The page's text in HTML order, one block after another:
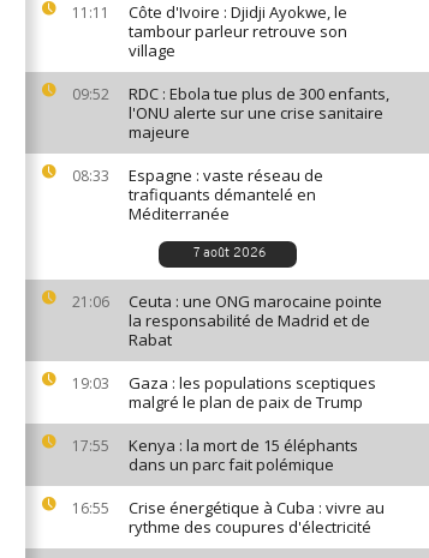
11:11
Côte d'Ivoire : Djidji Ayokwe, le
tambour parleur retrouve son
village
09:52
RDC : Ebola tue plus de 300 enfants,
l'ONU alerte sur une crise sanitaire
majeure
08:33
Espagne : vaste réseau de
trafiquants démantelé en
Méditerranée
7 août 2026
21:06
Ceuta : une ONG marocaine pointe
la responsabilité de Madrid et de
Rabat
19:03
Gaza : les populations sceptiques
malgré le plan de paix de Trump
17:55
Kenya : la mort de 15 éléphants
dans un parc fait polémique
16:55
Crise énergétique à Cuba : vivre au
rythme des coupures d'électricité